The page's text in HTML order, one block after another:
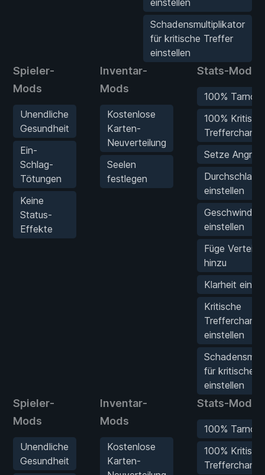
Schadensmultiplikator
für kritische Treffer
einstellen
Spieler-
Mods
Unendliche
Gesundheit
Ein-
Schlag-
Tötungen
Keine
Status-
Effekte
Inventar-
Mods
Kostenlose
Karten-
Neuverteilung
Seelen
festlegen
Stats-Mods
100%
100%
Trefferchance
Setze Angriff
Durchschlag
einstellen
einstellen
Füge
hinzu
Klarheit
Kritische
Trefferchance
einstellen
für kritische
einstellen
Spieler-
Mods
Unendliche
Gesundheit
Inventar-
Mods
Kostenlose
Karten-
Stats-Mods
100%
100%
Trefferchance